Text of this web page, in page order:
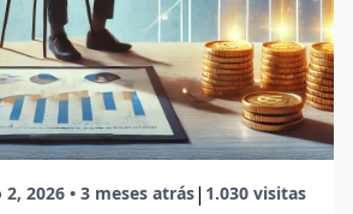
2, 2026 • 3 meses atrás| 1.030 visitas